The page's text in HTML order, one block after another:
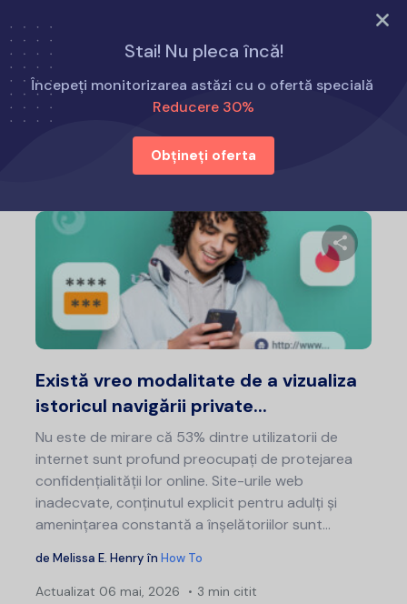
Încearcă acum
Stai! Nu pleca încă!
Începeți monitorizarea astăzi cu o ofertă specială
Reducere 30%
Obțineți oferta
Acasă Cum să
Cum să
Există vreo modalitate de a vizualiza
istoricul navigării private...
Nu este de mirare că 53% dintre utilizatorii de
internet sunt profund preocupați de protejarea
confidențialității lor online. Site-urile web
inadecvate, conținutul explicit pentru adulți și
amenințarea constantă a înșelătoriilor sunt...
de Melissa E. Henry în How To
Actualizat 06 mai, 2026 3 min citit